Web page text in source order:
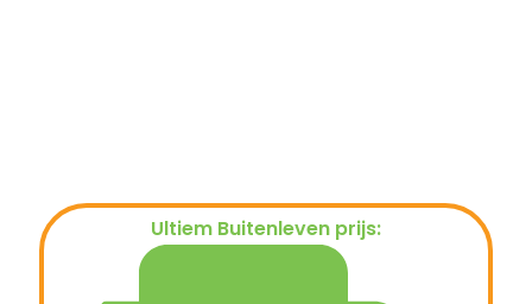
Ultiem Buitenleven prijs: